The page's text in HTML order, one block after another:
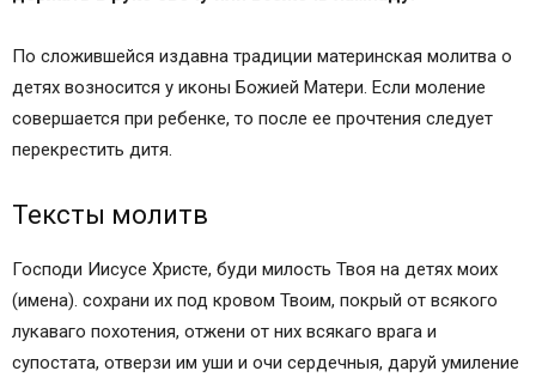
По сложившейся издавна традиции материнская молитва о
детях возносится у иконы Божией Матери. Если моление
совершается при ребенке, то после ее прочтения следует
перекрестить дитя.
Тексты молитв
Господи Иисусе Христе, буди милость Твоя на детях моих
(имена). сохрани их под кровом Твоим, покрый от всякого
лукаваго похотения, отжени от них всякаго врага и
супостата, отверзи им уши и очи сердечныя, даруй умиление